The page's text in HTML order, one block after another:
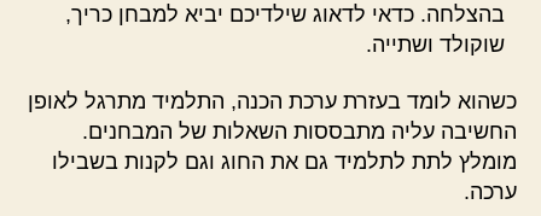
בהצלחה. כדאי לדאוג שילדיכם יביא למבחן כריך,
שוקולד ושתייה.
כשהוא לומד בעזרת ערכת הכנה, התלמיד מתרגל לאופן
החשיבה עליה מתבססות השאלות של המבחנים.
מומלץ לתת לתלמיד גם את החוג וגם לקנות בשבילו
ערכה.